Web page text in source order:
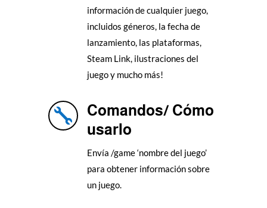
información de cualquier juego,
incluidos géneros, la fecha de
lanzamiento, las plataformas,
Steam Link, ilustraciones del
juego y mucho más!

Comandos/ Cómo
usarlo
Envía /game ‘nombre del juego’
para obtener información sobre
un juego.